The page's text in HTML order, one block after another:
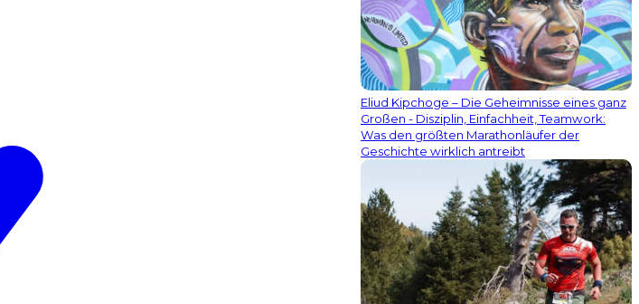
Eliud Kipchoge – Die Geheimnisse eines ganz
Großen - Disziplin, Einfachheit, Teamwork:
Was den größten Marathonläufer der
Geschichte wirklich antreibt